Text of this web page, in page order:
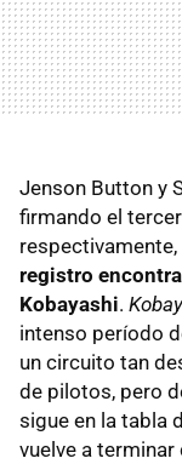
Jenson Button y
firmando el
registro
Kobayashi.
intenso período
un circuito tan
de pilotos, pero
sigue en la tabla
vuelve a